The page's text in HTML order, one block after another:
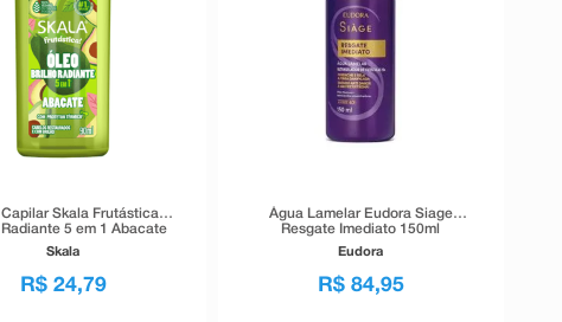
Skala Frutástica
Radiante 5 em 1 Abacate
90ml
Skala
R$ 24,79
Água Lamelar Eudora Siage
Resgate Imediato 150ml
Eudora
R$ 84,95